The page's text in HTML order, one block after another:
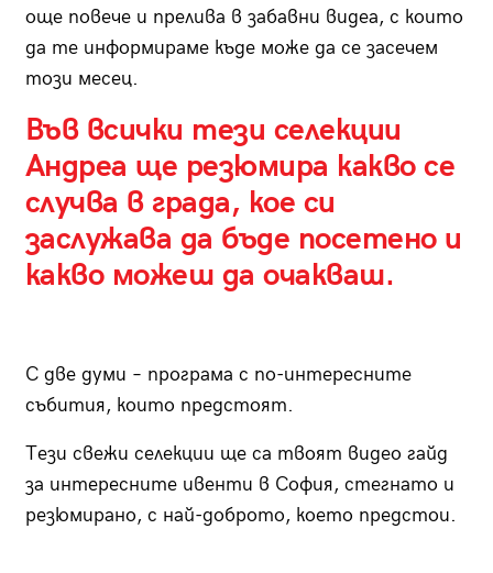
още повече и прелива в забавни видеа, с които
да те информираме къде може да се засечем
този месец.
Във всички тези селекции
Андреа ще резюмира какво се
случва в града, кое си
заслужава да бъде посетено и
какво можеш да очакваш.
С две думи – програма с по-интересните
събития, които предстоят.
Тези свежи селекции ще са твоят видео гайд
за интересните ивенти в София, стегнато и
резюмирано, с най-доброто, което предстои.